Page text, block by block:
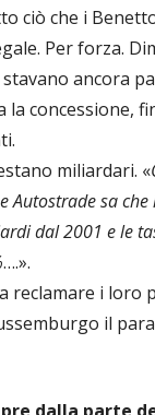
ciò che i
Per forza.
ancora
la concessione,
miliardari. «
Autostrade sa
dal 2001 e le
….».
reclamare i loro
il